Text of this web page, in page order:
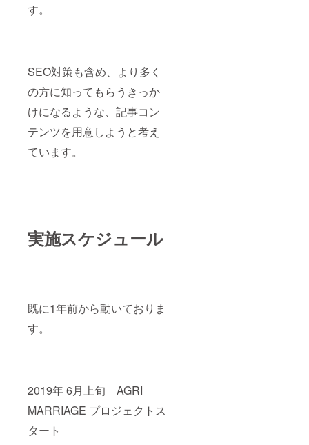
す。
SEO対策も含め、より多く
の方に知ってもらうきっか
けになるような、記事コン
テンツを用意しようと考え
ています。
実施スケジュール
既に1年前から動いておりま
す。
2019年 6月上旬 AGRI
MARRIAGE プロジェクトス
タート